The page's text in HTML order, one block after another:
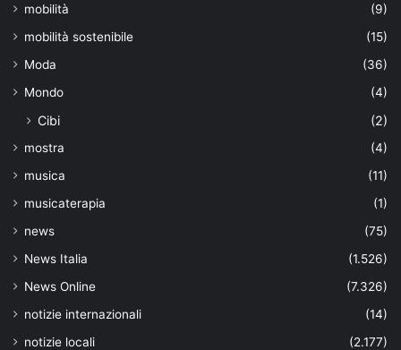
mobilità
(9)
mobilità sostenibile
(15)
Moda
(36)
Mondo
(4)
Cibi (2)
mostra
(4)
musica
(11)
musicaterapia
(1)
news
(75)
News Italia
(1.526)
News Online
(7.326)
notizie internazionali
(14)
notizie locali
(2.177)